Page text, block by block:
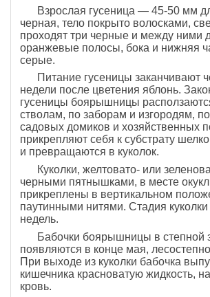
Взрослая гусеница — 45-50 мм
черная, тело покрыто волосками,
прохо­дят три черные и между ними
оранжевые полосы, бока и нижняя
серые.
Питание гусеницы заканчивают
недели после цветения яблонь.
гусеницы боярышницы
стволам, по заборам и изгородям,
садовых домиков и хозяйственных
прикрепляют себя к субстрату
и превращаются в куколок.
Куколки, желто­вато- или
черными пятнышка­ми, в месте
прикреплены в верти­кальном
паутинными нитями. Стадия куколки
недель.
Бабочки боярышницы в степной
появляются в конце мая,
При выходе из куколки ба­бочка
кишечника красноватую жид­кость,
кровь.